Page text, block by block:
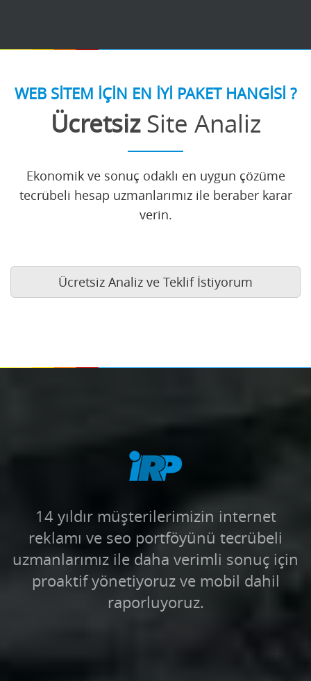
WEB SİTEM İÇİN EN İYİ PAKET HANGİSİ ?
ÜcretsizSite Analiz
Ekonomik ve sonuç odaklı en uygun çözüme
tecrübeli hesap uzmanlarımız ile beraber karar
verin.
Ücretsiz Analiz ve Teklif İstiyorum
14 yıldır müşterilerimizin internet
reklamı ve seo portföyünü tecrübeli
uzmanlarımız ile daha verimli sonuç için
proaktif yönetiyoruz ve mobil dahil
raporluyoruz.